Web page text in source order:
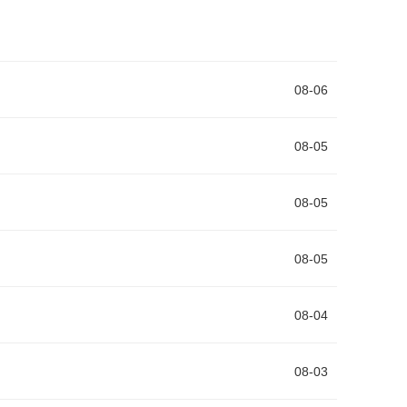
08-06
08-05
08-05
08-05
08-04
08-03